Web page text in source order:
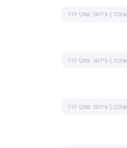
| צילום: שוקי לרר
| צילום: שוקי לרר
| צילום: שוקי לרר